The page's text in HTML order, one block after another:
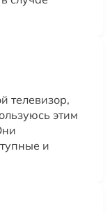
телевизор,
этим
и